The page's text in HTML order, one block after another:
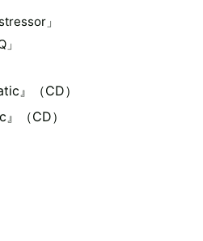
」
（CD）